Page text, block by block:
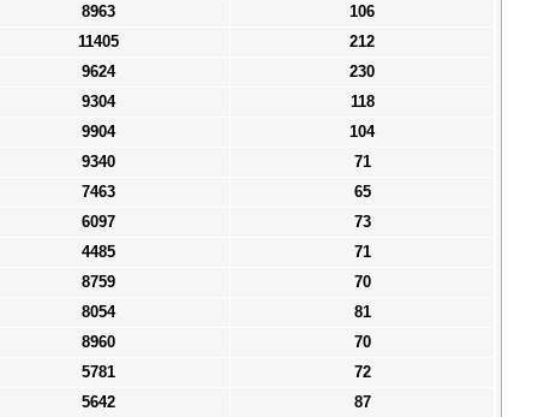
8963
106
11405
212
9624
230
9304
118
9904
104
9340
71
7463
65
6097
73
4485
71
8759
70
8054
81
8960
70
5781
72
5642
87